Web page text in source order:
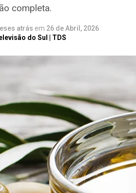
completa.
atrás em 26 de Abril, 2026
do Sul | TDS